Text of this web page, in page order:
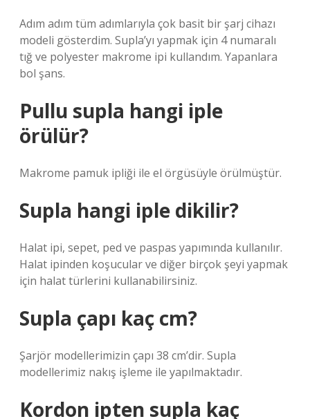
Adım adım tüm adımlarıyla çok basit bir şarj cihazı
modeli gösterdim. Supla’yı yapmak için 4 numaralı
tığ ve polyester makrome ipi kullandım. Yapanlara
bol şans.
Pullu supla hangi iple
örülür?
Makrome pamuk ipliği ile el örgüsüyle örülmüştür.
Supla hangi iple dikilir?
Halat ipi, sepet, ped ve paspas yapımında kullanılır.
Halat ipinden koşucular ve diğer birçok şeyi yapmak
için halat türlerini kullanabilirsiniz.
Supla çapı kaç cm?
Şarjör modellerimizin çapı 38 cm’dir. Supla
modellerimiz nakış işleme ile yapılmaktadır.
Kordon ipten supla kaç